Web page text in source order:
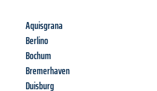
Aquisgrana
Berlino
Bochum
Bremerhaven
Duisburg